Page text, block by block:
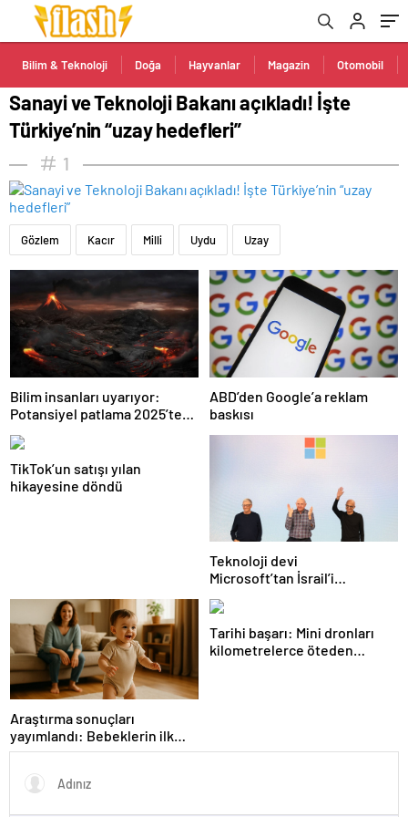
Bilim & Teknoloji Doğa Hayvanlar Magazin Otomobil
Sanayi ve Teknoloji Bakanı açıkladı! İşte
Türkiye’nin “uzay hedefleri”
1
Gözlem Kacır Milli Uydu Uzay
Bilim insanları uyarıyor:
Potansiyel patlama 2025’te
bekleniyor!
ABD’den Google’a reklam
baskısı
TikTok’un satışı yılan
hikayesine döndü
Teknoloji devi
Microsoft’tan İsrail’i
sevindirecek haber
Araştırma sonuçları
yayımlandı: Bebeklerin ilk
adımında genetik ve çevre
Tarihi başarı: Mini dronları
kilometrelerce öteden